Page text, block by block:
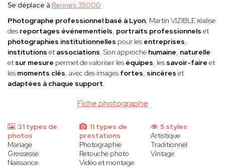
Fiche photographe
Se déplace à Rennes 35000
Photographe professionnel basé à Lyon, Martin VIZIBLE réalise
des reportages événementiels, portraits professionnels et
photographies institutionnelles pour les entreprises,
institutions et associations. Son approche humaine, naturelle
et sur mesure permet de valoriser les équipes, les savoir-faire et
les moments clés, avec des images fortes, sincères et
adaptées à chaque support.
31 types de
photos
Mariage
Grossesse
Naissance
11 types de
prestations
Photographie
Retouche photo
Vidéo et montage
5 styles
Artistique
Traditionnel
Vintage